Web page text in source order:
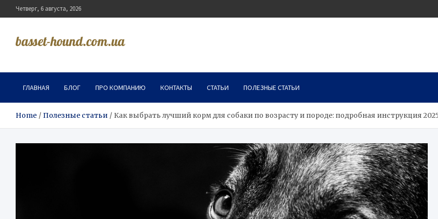
to
Четверг, 6 августа, 2026
basset-hound.com.ua
ГЛАВНАЯ БЛОГ ПРО КОМПАНИЮ КОНТАКТЫ СТАТЬИ ПОЛЕЗНЫЕ СТАТЬИ
Home Полезные статьи Как выбрать лучший корм для собаки по возрасту и породе: подробная инструкция